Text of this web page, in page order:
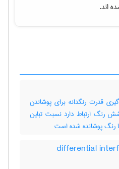
اند.
قدرت رنگدانه برای پوشاندن
رنگ ارتباط دارد نسبت تباین